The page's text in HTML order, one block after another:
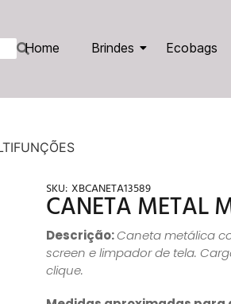
Home Brindes Ecobags
SKU: XBCANETA13589
CANETA METAL
Descrição:Caneta metálica
screen e limpador de tela.
clique.